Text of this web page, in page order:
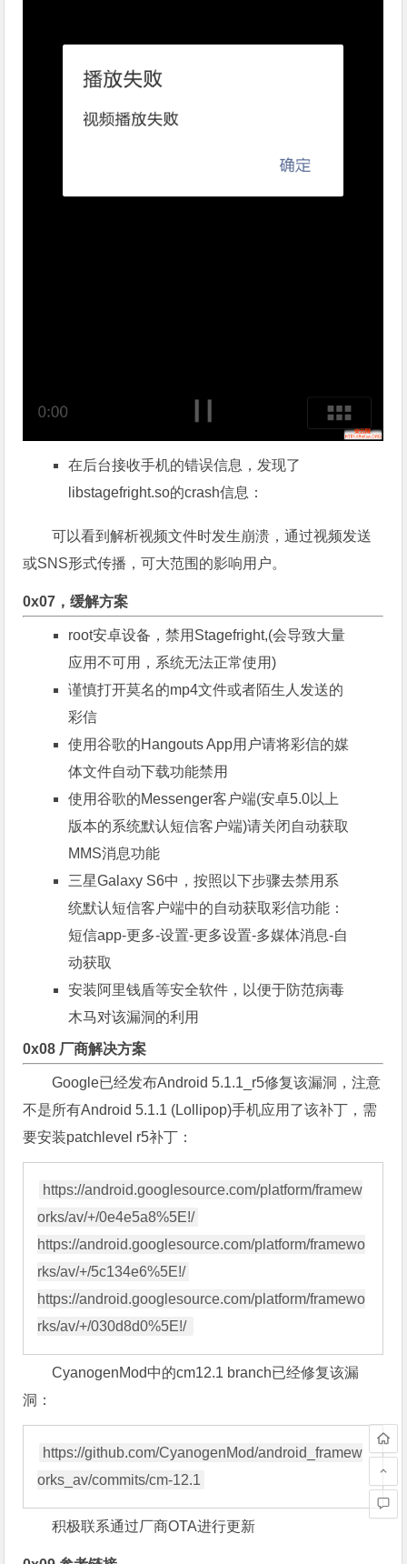
在后台接收手机的错误信息，发现了
libstagefright.so的crash信息：
可以看到解析视频文件时发生崩溃，通过视频发送
或SNS形式传播，可大范围的影响用户。
0x07，缓解方案
root安卓设备，禁用Stagefright,(会导致大量
应用不可用，系统无法正常使用)
谨慎打开莫名的mp4文件或者陌生人发送的
彩信
使用谷歌的Hangouts App用户请将彩信的媒
体文件自动下载功能禁用
使用谷歌的Messenger客户端(安卓5.0以上
版本的系统默认短信客户端)请关闭自动获取
MMS消息功能
三星Galaxy S6中，按照以下步骤去禁用系
统默认短信客户端中的自动获取彩信功能：
短信app-更多-设置-更多设置-多媒体消息-自
动获取
安装阿里钱盾等安全软件，以便于防范病毒
木马对该漏洞的利用
0x08 厂商解决方案
Google已经发布Android 5.1.1_r5修复该漏洞，注意
不是所有Android 5.1.1 (Lollipop)手机应用了该补丁，需
要安装patchlevel r5补丁：
https://android.googlesource.com/platform/framew
orks/av/+/0e4e5a8%5E!/
https://android.googlesource.com/platform/framewo
rks/av/+/5c134e6%5E!/
https://android.googlesource.com/platform/framewo
CyanogenMod中的cm12.1 branch已经修复该漏
洞：
https://github.com/CyanogenMod/android_framew
积极联系通过厂商OTA进行更新